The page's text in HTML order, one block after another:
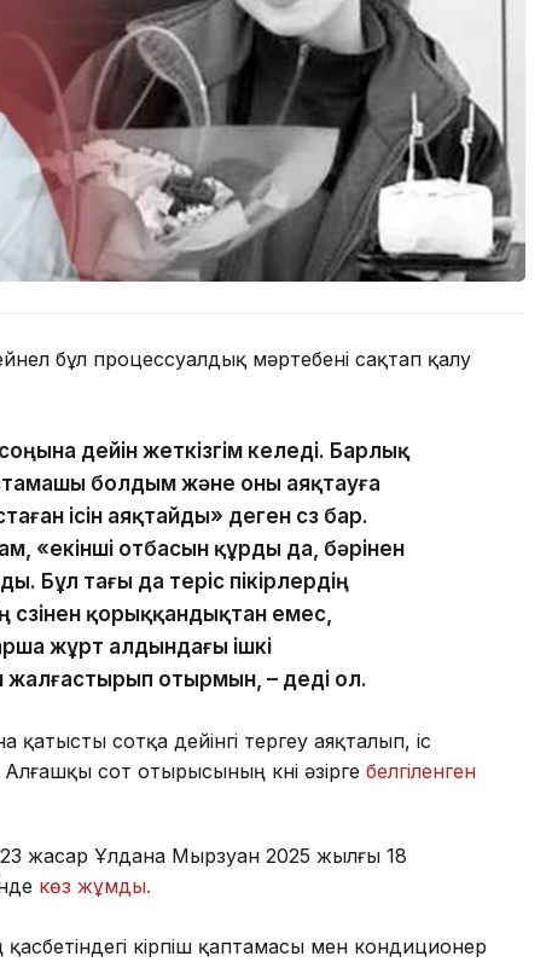
бұл процессуалдық мәртебені сақтап қалу
соңына дейін жеткізгім келеді. Барлық
болдым және оны аяқтауға
ісін аяқтайды» деген сөз бар.
«екінші отбасын құрды да, бәрінен
Бұл тағы да теріс пікірлердің
сөзінен қорыққандықтан емес,
жұрт алдындағы ішкі
жалғастырып отырмын, – деді ол.
сотқа дейінгі тергеу аяқталып, іс
сот отырысының күні әзірге белгіленген
жасар Ұлдана Мырзуан 2025 жылғы 18
көз жұмды.
кірпіш қаптамасы мен кондиционер